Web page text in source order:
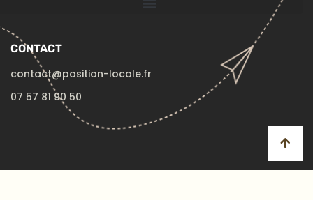
CONTACT
contact@position-locale.fr
07 57 81 90 50